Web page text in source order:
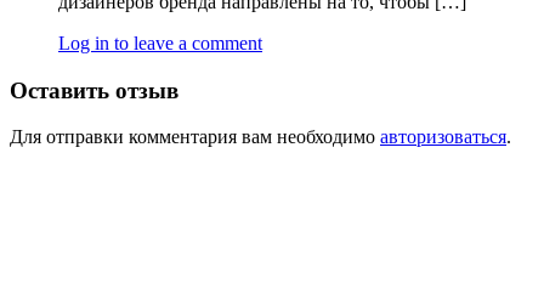
Log in to leave a comment
Оставить отзыв
Для отправки комментария вам необходимо авторизоваться.